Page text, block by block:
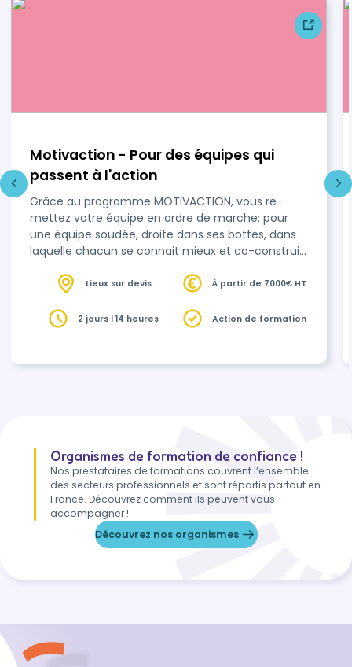
Motivaction - Pour des équipes qui
passent à l'action
Grâce au programme MOTIVACTION, vous re-
mettez votre équipe en ordre de marche: pour
une équipe soudée, droite dans ses bottes, dans
laquelle chacun se connait mieux et co-construit
prochains défis. Un programme qui fait du bien !
Lieux sur devis À partir de 7000€ HT
2 jours | 14 heures Action de formation
Organismes de formation de confiance !
Nos prestataires de formations couvrent l’ensemble
des secteurs professionnels et sont répartis partout en
France. Découvrez comment ils peuvent vous
accompagner !
Découvrez nos organismes